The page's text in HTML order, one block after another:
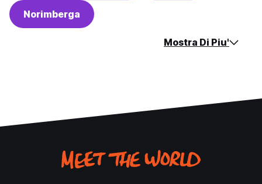
Norimberga
Mostra Di Piu'